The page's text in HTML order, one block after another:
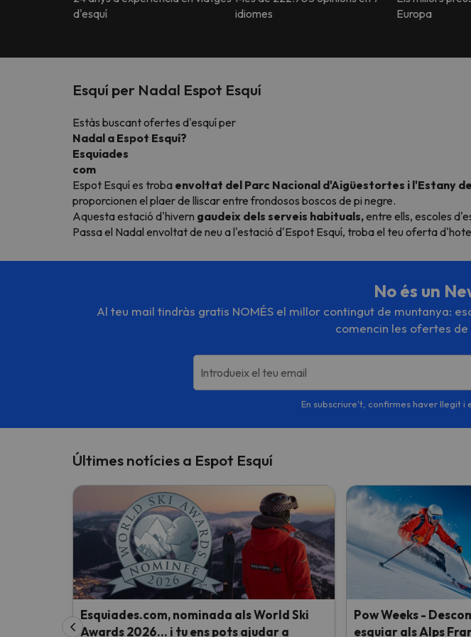
d'esquí
idiomes
Europa
Esquí per Nadal Espot Esquí
Estàs buscant ofertes d'esquí per
Nadal a Espot Esquí?
Esquiades
com
Espot Esquí es troba envoltat del Parc Nacional d'Aigüestortes i l'Estany
proporcionen el plaer de lliscar entre frondosos boscos de pi negre.
Aquesta estació d'hivern gaudeix dels serveis habituals,entre ells, escoles
Passa el Nadal envoltat de neu a l'estació d'Espot Esquí, troba el teu oferta
No és un
Al teu mail tindràs gratis NOMÉS el millor contingut de muntanya:
comencin les ofertes de
Introdueix el teu email
En subscriure't, confirmes haver llegit i
Últimes notícies a Espot Esquí
Esquiades.com, nominada als World Ski
Awards 2026… i tu ens pots ajudar a
Pow Weeks -
esquiar als Alps